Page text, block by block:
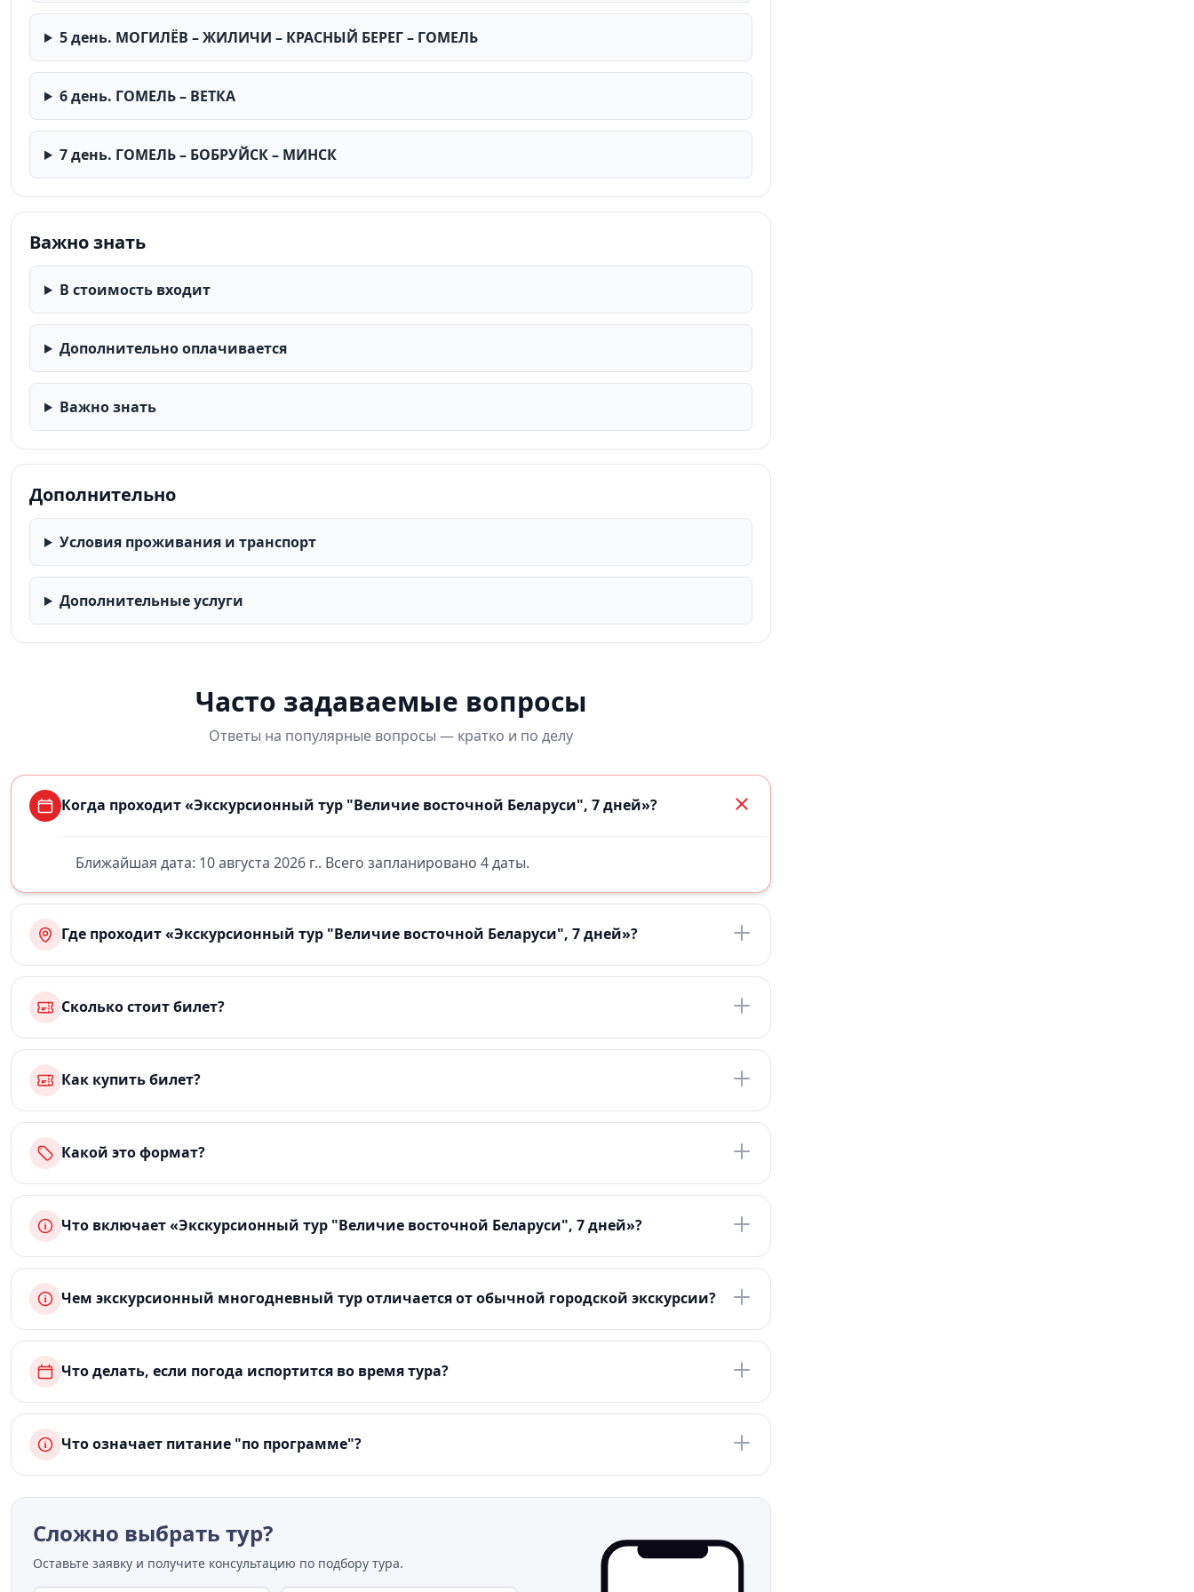
5 день. МОГИЛЁВ – ЖИЛИЧИ – КРАСНЫЙ БЕРЕГ – ГОМЕЛЬ
6 день. ГОМЕЛЬ – ВЕТКА
7 день. ГОМЕЛЬ – БОБРУЙСК – МИНСК
Важно знать
В стоимость входит
Дополнительно оплачивается
Важно знать
Дополнительно
Условия проживания и транспорт
Дополнительные услуги
Часто задаваемые вопросы
Ответы на популярные вопросы — кратко и по делу
Когда проходит «Экскурсионный тур "Величие восточной Беларуси", 7 дней»?
Ближайшая дата: 10 августа 2026 г.. Всего запланировано 4 даты.
Где проходит «Экскурсионный тур "Величие восточной Беларуси", 7 дней»?
Сколько стоит билет?
Как купить билет?
Какой это формат?
Что включает «Экскурсионный тур "Величие восточной Беларуси", 7 дней»?
Чем экскурсионный многодневный тур отличается от обычной городской экскурсии?
Что делать, если погода испортится во время тура?
Что означает питание "по программе"?
Сложно выбрать тур?
Оставьте заявку и получите консультацию по подбору тура.